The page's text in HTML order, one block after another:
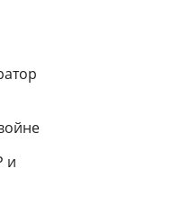
и